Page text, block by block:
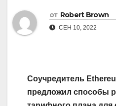
от Robert Brown
СЕН 10, 2022
Соучредитель
предложил способы